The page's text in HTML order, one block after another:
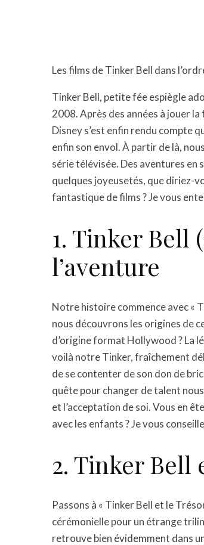
Les films de Tinker Bell dans
Tinker Bell, petite fée espiègle
2008. Après des années à jouer
Disney s’est enfin rendu compte
enfin son envol. À partir de là,
série télévisée. Des aventures en
quelques joyeusetés, que diriez-
fantastique de films ? Je vous
1. Tinker Bell
l’aventure
Notre histoire commence avec «
nous découvrons les origines de
d’origine format Hollywood ? La
voilà notre Tinker, fraîchement
de se contenter de son don de
quête pour changer de talent
et l’acceptation de soi. Vous en
avec les enfants ? Je vous
2. Tinker Bell
Passons à « Tinker Bell et le
cérémonielle pour un étrange
retrouve bien évidemment dans